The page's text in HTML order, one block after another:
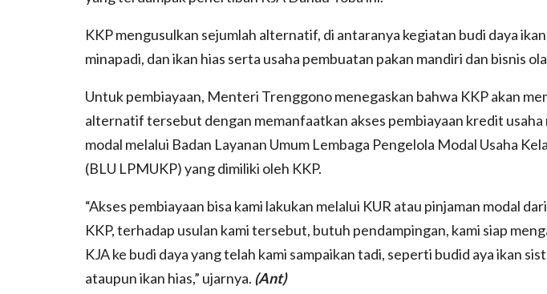
KKP mengusulkan sejumlah alternatif, di antaranya kegiatan budi daya
minapadi, dan ikan hias serta usaha pembuatan pakan mandiri dan bisnis
Untuk pembiayaan, Menteri Trenggono menegaskan bahwa KKP akan
alternatif tersebut dengan memanfaatkan akses pembiayaan kredit usaha
modal melalui Badan Layanan Umum Lembaga Pengelola Modal Usaha
(BLU LPMUKP) yang dimiliki oleh KKP.
“Akses pembiayaan bisa kami lakukan melalui KUR atau pinjaman modal
KKP, terhadap usulan kami tersebut, butuh pendampingan, kami siap
KJA ke budi daya yang telah kami sampaikan tadi, seperti budid aya ikan
ataupun ikan hias,” ujarnya. (Ant)